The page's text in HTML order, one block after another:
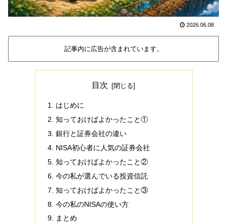
2026.06.08
記事内に広告が含まれています。
目次
はじめに
知っておけばよかったこと①
銀行と証券会社の違い
NISA初心者に人気の証券会社
知っておけばよかったこと②
今の私が選んでいる投資信託
知っておけばよかったこと③
今の私のNISAの使い方
まとめ